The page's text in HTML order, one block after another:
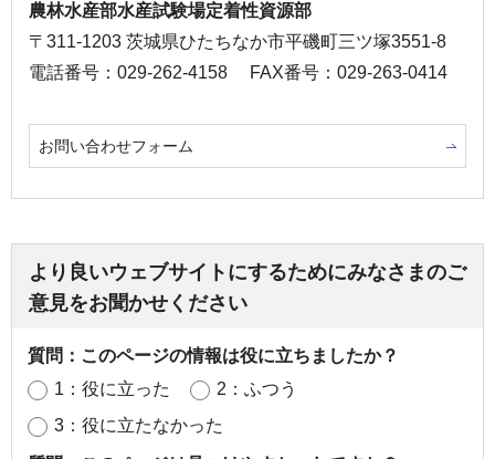
農林水産部水産試験場定着性資源部
〒311-1203 茨城県ひたちなか市平磯町三ツ塚3551-8
電話番号：029-262-4158
FAX番号：029-263-0414
お問い合わせフォーム
より良いウェブサイトにするためにみなさまのご
意見をお聞かせください
質問：このページの情報は役に立ちましたか？
1：役に立った
2：ふつう
3：役に立たなかった